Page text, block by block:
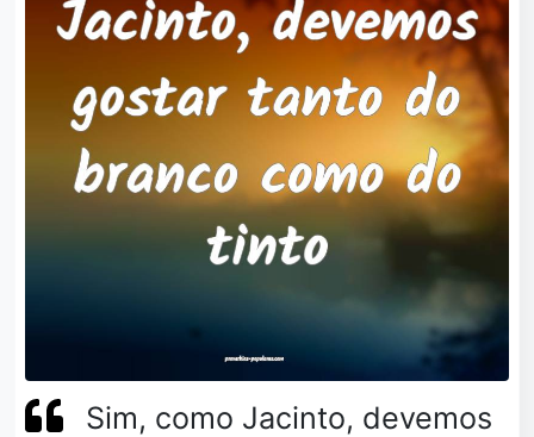
Sim, como Jacinto, devemos